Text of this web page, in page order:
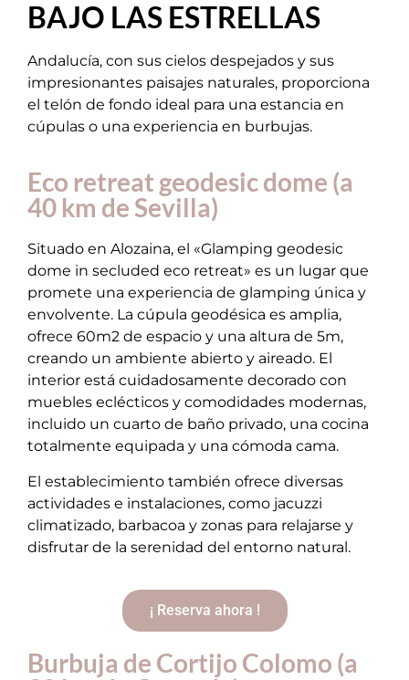
BAJO LAS ESTRELLAS
Andalucía, con sus cielos despejados y sus
impresionantes paisajes naturales, proporciona
el telón de fondo ideal para una estancia en
cúpulas o una experiencia en burbujas.
Eco retreat geodesic dome (a
40 km de Sevilla)
Situado en Alozaina, el «Glamping geodesic
dome in secluded eco retreat» es un lugar que
promete una experiencia de glamping única y
envolvente. La cúpula geodésica es amplia,
ofrece 60m2 de espacio y una altura de 5m,
creando un ambiente abierto y aireado. El
interior está cuidadosamente decorado con
muebles eclécticos y comodidades modernas,
incluido un cuarto de baño privado, una cocina
totalmente equipada y una cómoda cama.
El establecimiento también ofrece diversas
actividades e instalaciones, como jacuzzi
climatizado, barbacoa y zonas para relajarse y
disfrutar de la serenidad del entorno natural.
¡ Reserva ahora !
Burbuja de Cortijo Colomo (a